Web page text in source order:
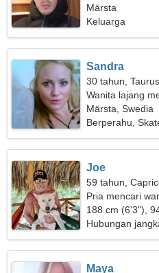
Märsta
Keluarga
Sandra
30 tahun, Taurus
Wanita lajang
Märsta, Swedia
Berperahu,
Joe
59 tahun,
Pria mencari
188 cm (6'3"),
Hubungan
Maya